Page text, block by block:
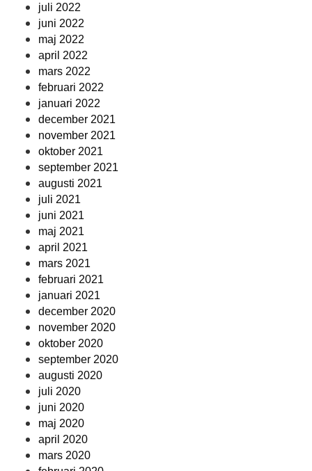
juli 2022
juni 2022
maj 2022
april 2022
mars 2022
februari 2022
januari 2022
december 2021
november 2021
oktober 2021
september 2021
augusti 2021
juli 2021
juni 2021
maj 2021
april 2021
mars 2021
februari 2021
januari 2021
december 2020
november 2020
oktober 2020
september 2020
augusti 2020
juli 2020
juni 2020
maj 2020
april 2020
mars 2020